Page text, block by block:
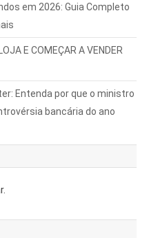
em 2026: Guia Completo
E COMEÇAR A VENDER
Entenda por que o ministro
bancária do ano